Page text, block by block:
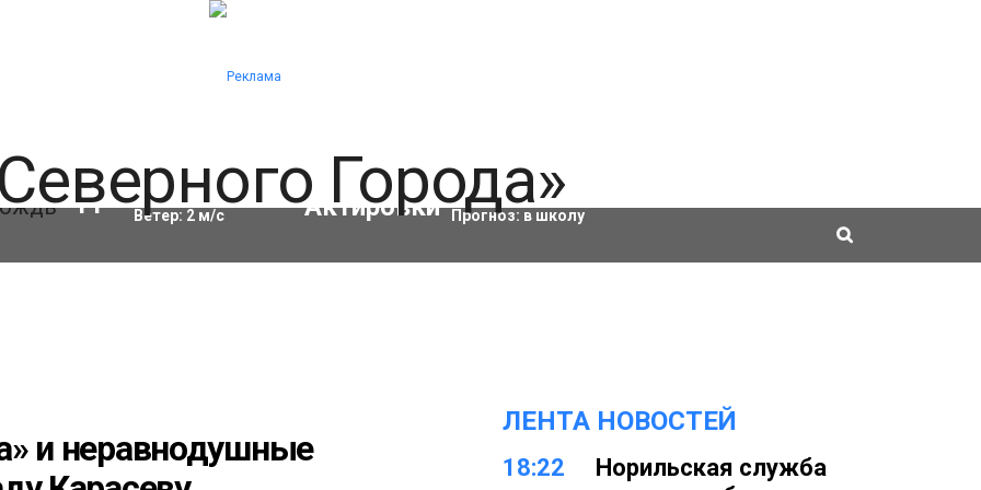
11 °C Влажность:96%
Ветер: 2м/с
Актировки
Прогноз: в школу
и неравнодушные
ЛЕНТА НОВОСТЕЙ
18:22
Норильская служба